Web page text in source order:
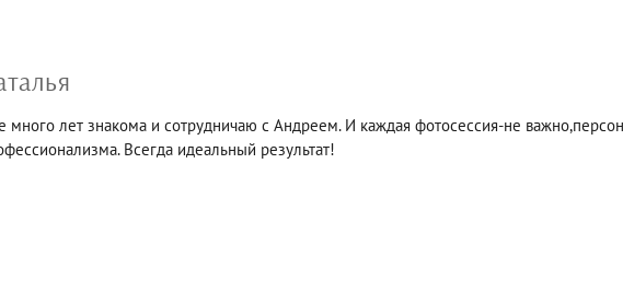
много лет знакома и сотрудничаю с Андреем. И каждая фотосессия-не
Всегда идеальный результат!